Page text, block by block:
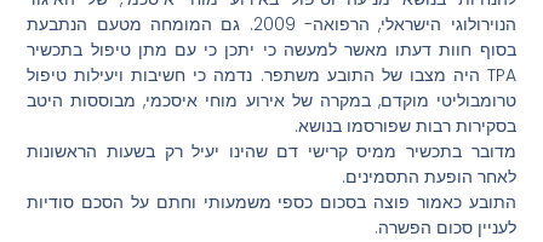
הנוירולוגי הישראלי, הרפואה- 2009. גם המומחה מטעם הנתבעת
בסוף חוות דעתו מאשר למעשה כי יתכן כי עם מתן טיפול בתכשיר
TPA היה מצבו של התובע משתפר. נדמה כי חשיבות ויעילות טיפול
טרומבוליטי מוקדם, במקרה של אירוע מוחי איסכמי, מבוססות היטב
בסקירות רבות שפורסמו בנושא.
מדובר בתכשיר ממיס קרישי דם שהינו יעיל רק בשעות הראשונות
לאחר הופעת התסמינים.
התובע כאמור פוצה בסכום כספי משמעותי וחתם על הסכם סודיות
לעניין סכום הפשרה.